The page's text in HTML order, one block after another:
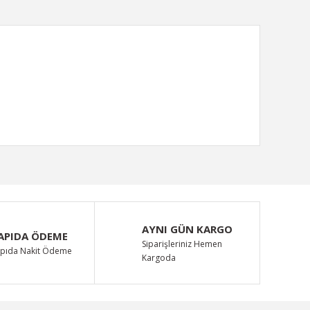
ÖDEME
Nakit Ödeme
AYNI GÜN KARGO
Siparişleriniz Hemen
Kargoda